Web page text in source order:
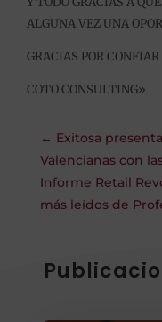
ALGUNA VEZ UNA
GRACIAS POR
COTO CONSULTING»
← Exitosa
Valencianas con
Informe Retail
más leídos de